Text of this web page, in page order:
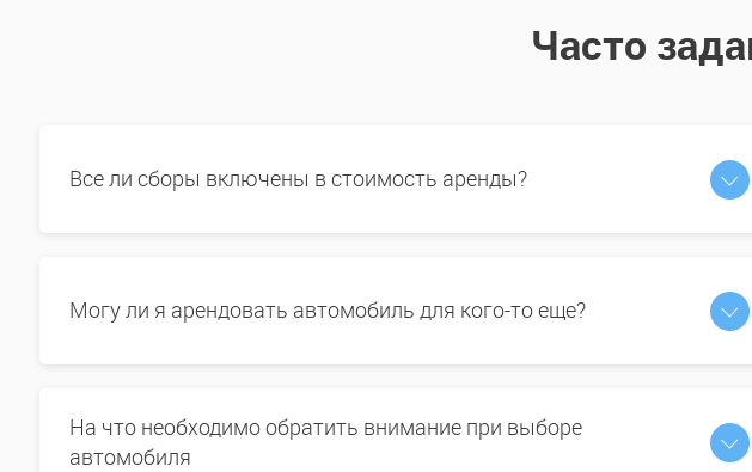
Часто
Все ли сборы включены в стоимость аренды?
Могу ли я арендовать автомобиль для кого-то еще?
На что необходимо обратить внимание при выборе
автомобиля